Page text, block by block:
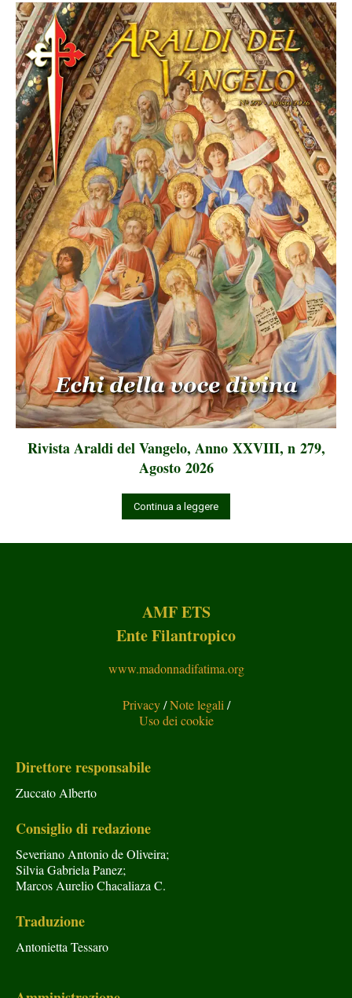
Rivista Araldi del Vangelo, Anno XXVIII, n 279,
Agosto 2026
Continua a leggere
AMF ETS
Ente Filantropico
www.madonnadifatima.org
Privacy/Note legali /
Uso dei cookie
Direttore responsabile
Zuccato Alberto
Consiglio di redazione
Severiano Antonio de Oliveira;
Silvia Gabriela Panez;
Marcos Aurelio Chacaliaza C.
Traduzione
Antonietta Tessaro